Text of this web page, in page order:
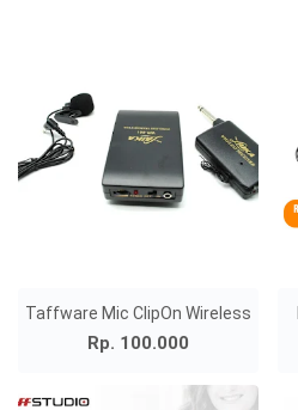
Taffware Mic ClipOn Wireless
Rp. 100.000